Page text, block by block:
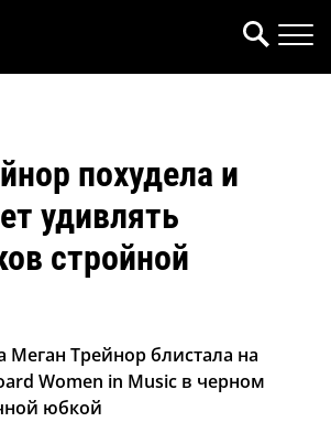
похудела и
удивлять
стройной
Меган Трейнор блистала на
Women in Music в черном
юбкой